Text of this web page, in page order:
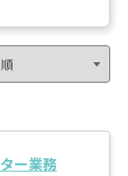
ー業務